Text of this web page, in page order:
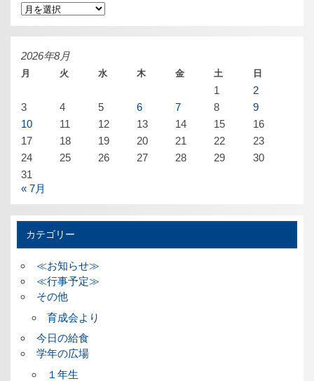
ア
ー
カ
イ
2026年8月
月 火 水 木 金 土 日
1
2
3
4 5 6 7 8
9
10
11 12 13 14 15
16
17
18 19 20 21 22
23
24
25 26 27 28 29
30
31
« 7月
カテゴリー
≪お知らせ≫
≪行事予定≫
その他
育成会より
今日の給食
学年の広場
１年生